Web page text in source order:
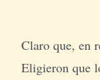
Claro que, en
Eligieron que